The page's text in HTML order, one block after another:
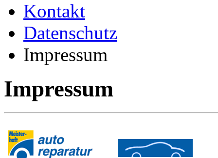
Kontakt
Datenschutz
Impressum
Impressum